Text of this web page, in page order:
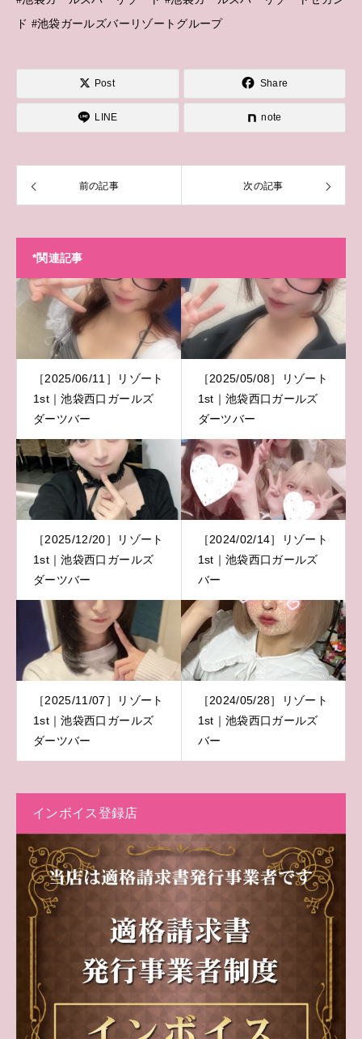
ド #池袋ガールズバーリゾートグループ
Post Share
LINE note
前の記事 次の記事
*関連記事
［2025/06/11］リゾート
1st｜池袋西口ガールズ
ダーツバー
［2025/05/08］リゾート
1st｜池袋西口ガールズ
ダーツバー
［2025/12/20］リゾート
1st｜池袋西口ガールズ
ダーツバー
［2024/02/14］リゾート
1st｜池袋西口ガールズ
バー
［2025/11/07］リゾート
1st｜池袋西口ガールズ
ダーツバー
［2024/05/28］リゾート
1st｜池袋西口ガールズ
バー
インボイス登録店